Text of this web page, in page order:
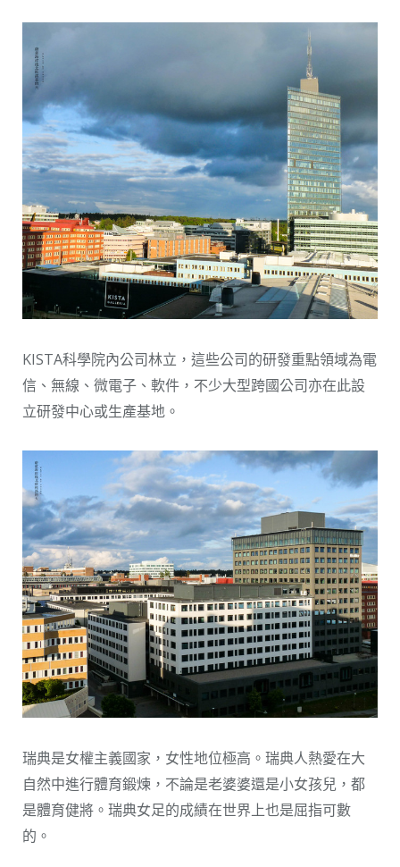
KISTA科學院內公司林立，這些公司的研發重點領域為電
信、無線、微電子、軟件，不少大型跨國公司亦在此設
立研發中心或生產基地。
瑞典是女權主義國家，女性地位極高。瑞典人熱愛在大
自然中進行體育鍛煉，不論是老婆婆還是小女孩兒，都
是體育健將。瑞典女足的成績在世界上也是屈指可數
的。